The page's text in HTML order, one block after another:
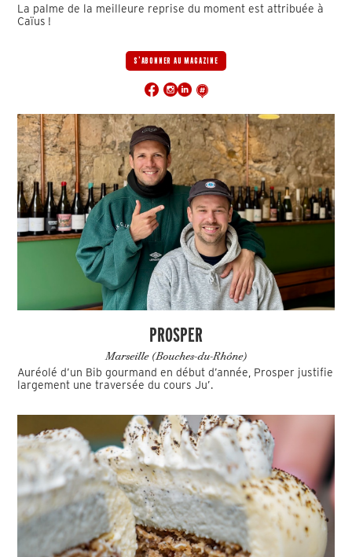
La palme de la meilleure reprise du moment est attribuée à
Caïus !
S'ABONNER AU MAGAZINE
PROSPER
Marseille (Bouches-du-Rhône)
Auréolé d’un Bib gourmand en début d’année, Prosper justifie
largement une traversée du cours Ju’.